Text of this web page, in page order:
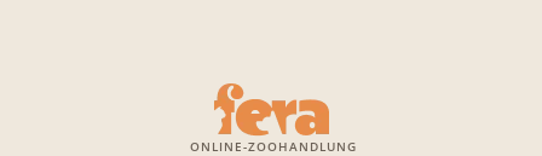
ONLINE-ZOOHANDLUNG